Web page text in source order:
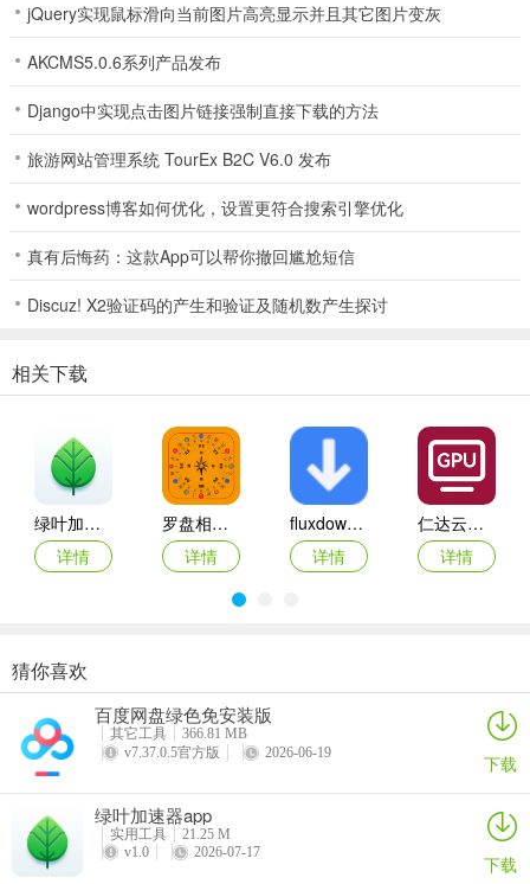
1、在本站下载安装好哩布哩布ai app官方版，运行软件并进入；
2、你可以在灵感这里，寻找制作视频或者图片的灵感；
3、还有各种模型，可根据模型来制作视频；
软件亮点
1、该平台提供一站式的AI创作服务，用户可以通过简单的文本描述生
2、内置多种风格化模型选项，涵盖赛博纪元、生化蚀渊、穹极星幻等
独特视觉主题，帮助创作者实现更具个性化的艺术表达。
jQuery实现鼠标滑向当前图片高亮显示并且其它图片变灰
AKCMS5.0.6系列产品发布
Django中实现点击图片链接强制直接下载的方法
旅游网站管理系统 TourEx B2C V6.0 发布
wordpress博客如何优化，设置更符合搜索引擎优化
真有后悔药：这款App可以帮你撤回尴尬短信
Discuz! X2验证码的产生和验证及随机数产生探讨
相关下载
绿叶加速器app
详情
罗盘相机app
详情
fluxdown手机版
详情
仁达云电脑app
详情
VEGA云电脑app
详情
2026百度网盘手机客户端
详情
最i玩云手机app
Marvis
猜你喜欢
百度网盘绿色免安装版
其它工具
366.81 MB
v7.37.0.5官方版
2026-06-19 下载
绿叶加速器app
实用工具
21.25 M
v1.0
2026-07-17 下载